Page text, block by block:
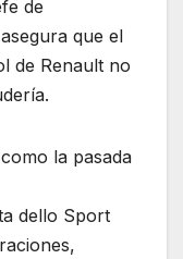
de
que el
de Renault no
la pasada
dello Sport